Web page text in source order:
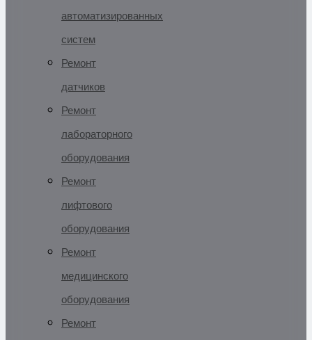
автоматизированных
систем
Ремонт
датчиков
Ремонт
лабораторного
оборудования
Ремонт
лифтового
оборудования
Ремонт
медицинского
оборудования
Ремонт